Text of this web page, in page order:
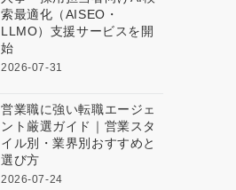
索最適化（AISEO・
LLMO）支援サービスを開
始
2026-07-31
営業職に強い転職エージェ
ント厳選ガイド｜営業スタ
イル別・業界別おすすめと
選び方
2026-07-24